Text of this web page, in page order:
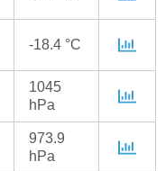
-18.4 °C
1045
hPa
973.9
hPa